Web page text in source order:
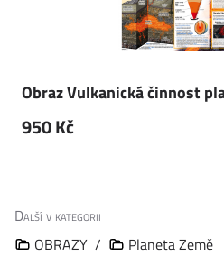
Obraz Vulkanická činnost
950 Kč
Další v kategorii
OBRAZY / Planeta Země